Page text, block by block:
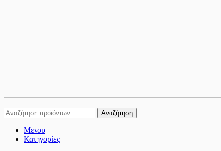
Αναζήτηση
Μενου
Κατηγορίες